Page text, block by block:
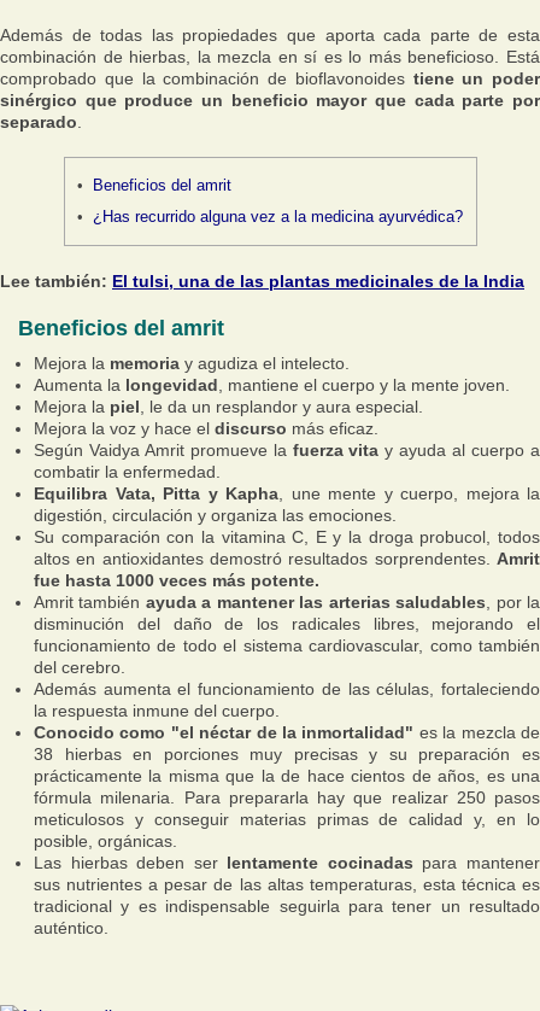
Además de todas las propiedades que aporta cada parte de esta
combinación de hierbas, la mezcla en sí es lo más beneficioso. Está
comprobado que la combinación de bioflavonoides tiene un poder
sinérgico que produce un beneficio mayor que cada parte por
separado
Beneficios del amrit
¿Has recurrido alguna vez a la medicina ayurvédica?
Lee también: El tulsi, una de las plantas medicinales de la India
Beneficios del amrit
Mejora la memoria y agudiza el intelecto.
Aumenta la longevidad , mantiene el cuerpo y la mente joven.
Mejora la piel , le da un resplandor y aura especial.
Mejora la voz y hace el discurso más eficaz.
Según Vaidya Amrit promueve la fuerza vita y ayuda al cuerpo a
combatir la enfermedad.
Equilibra Vata, Pitta y Kapha , une mente y cuerpo, mejora la
digestión, circulación y organiza las emociones.
Su comparación con la vitamina C, E y la droga probucol, todos
altos en antioxidantes demostró resultados sorprendentes. Amrit
fue hasta 1000 veces más potente.
Amrit también ayuda a mantener las arterias saludables , por la
disminución del daño de los radicales libres, mejorando el
funcionamiento de todo el sistema cardiovascular, como también
del cerebro.
Además aumenta el funcionamiento de las células, fortaleciendo
la respuesta inmune del cuerpo.
Conocido como "el néctar de la inmortalidad" es la mezcla de
38 hierbas en porciones muy precisas y su preparación es
prácticamente la misma que la de hace cientos de años, es una
fórmula milenaria. Para prepararla hay que realizar 250 pasos
meticulosos y conseguir materias primas de calidad y, en lo
posible, orgánicas.
Las hierbas deben ser lentamente cocinadas para mantener
sus nutrientes a pesar de las altas temperaturas, esta técnica es
tradicional y es indispensable seguirla para tener un resultado
auténtico.